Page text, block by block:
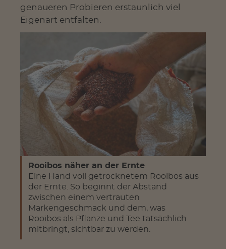
genaueren Probieren erstaunlich viel
Eigenart entfalten.
Rooibos näher an der Ernte
Eine Hand voll getrocknetem Rooibos aus
der Ernte. So beginnt der Abstand
zwischen einem vertrauten
Markengeschmack und dem, was
Rooibos als Pflanze und Tee tatsächlich
mitbringt, sichtbar zu werden.